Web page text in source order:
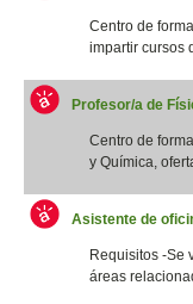
Centro de
impartir cursos
Profesor/a de
Centro de
y Química,
Asistente de
Requisitos -Se
áreas